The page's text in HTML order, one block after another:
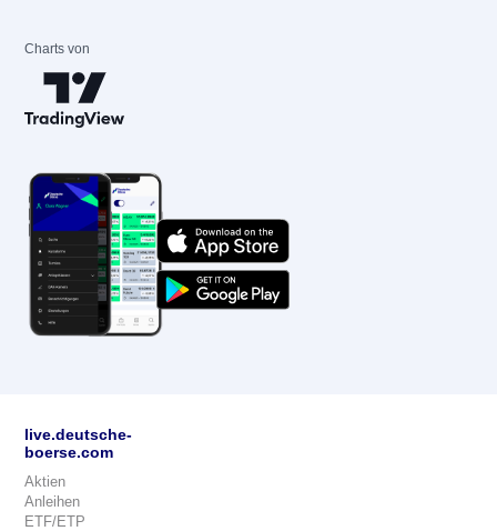
Charts von
live.deutsche-
boerse.com
Aktien
Anleihen
ETF/ETP